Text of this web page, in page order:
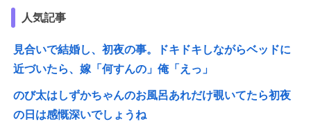
人気記事
見合いで結婚し、初夜の事。ドキドキしながらベッドに
近づいたら、嫁「何すんの」俺「えっ」
のび太はしずかちゃんのお風呂あれだけ覗いてたら初夜
の日は感慨深いでしょうね